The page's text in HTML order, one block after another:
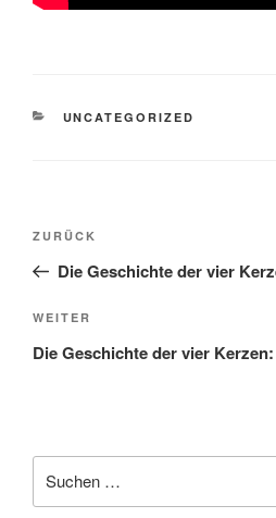
KATEGORIEN
UNCATEGORIZED
Beitragsnavigation
Vorheriger
Beitrag
ZURÜCK
Die Geschichte der vier
Nächster
Beitrag
WEITER
Die Geschichte der vier
nach: